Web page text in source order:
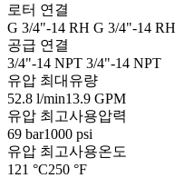
로터 연결
G 3/4"-14 RH G 3/4"-14 RH
공급 연결
3/4"-14 NPT 3/4"-14 NPT
유압 최대유량
52.8 l/min13.9 GPM
유압 최고사용압력
69 bar1000 psi
유압 최고사용온도
121 °C250 °F